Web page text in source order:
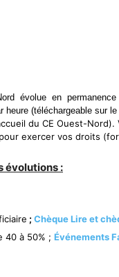
évolue en
heure (téléchargeable sur
du CE Ouest-
exercer vos droits
évolutions :
; Chèque Lire et
40 à 50% ; Événements